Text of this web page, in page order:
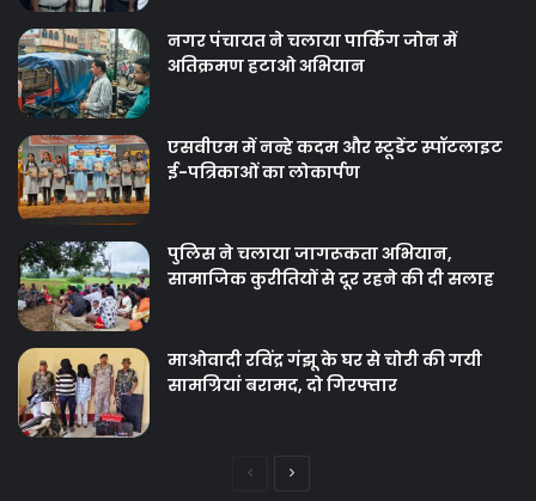
नगर पंचायत ने चलाया पार्किंग जोन में
अतिक्रमण हटाओ अभियान
एसवीएम में नन्हे कदम और स्टूडेंट स्पॉटलाइट
ई-पत्रिकाओं का लोकार्पण
पुलिस ने चलाया जागरूकता अभियान,
सामाजिक कुरीतियों से दूर रहने की दी सलाह
माओवादी रविंद्र गंझू के घर से चोरी की गयी
सामग्रियां बरामद, दो गिरफ्तार
PreviousNext